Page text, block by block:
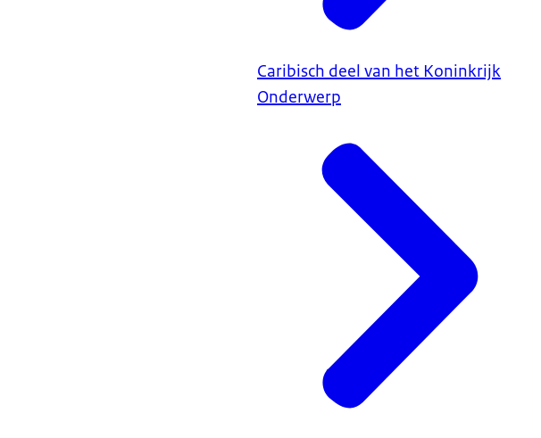
Caribisch deel van het Koninkrijk
Onderwerp